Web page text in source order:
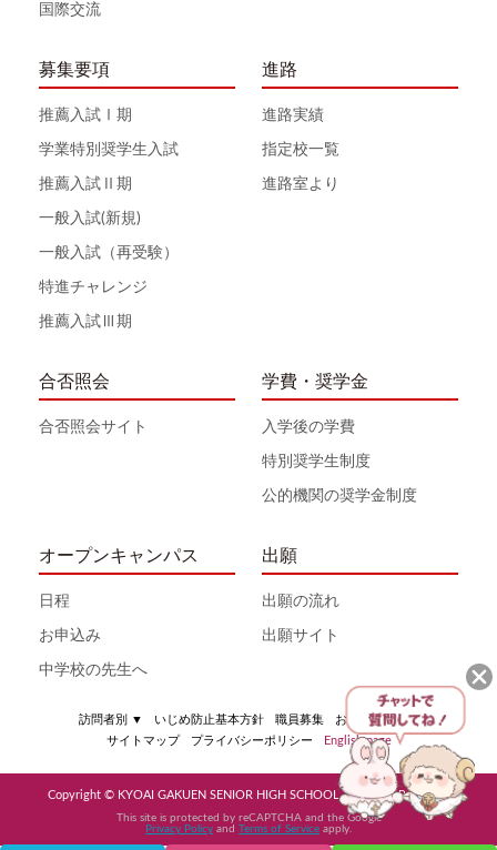
国際交流
募集要項
推薦入試Ⅰ期
学業特別奨学生入試
推薦入試Ⅱ期
一般入試(新規)
一般入試（再受験）
特進チャレンジ
推薦入試Ⅲ期
進路
進路実績
指定校一覧
進路室より
合否照会
合否照会サイト
学費・奨学金
入学後の学費
特別奨学生制度
公的機関の奨学金制度
オープンキャンパス
日程
お申込み
中学校の先生へ
出願
出願の流れ
出願サイト
訪問者別 ▼ いじめ防止基本方針 職員募集
お問い合わせ
サイトマップ
プライバシーポリシー English page
Copyright © KYOAI GAKUEN SENIOR HIGH SCHOOL All Rights Reserved
This site is protected by reCAPTCHA and the Google
Privacy Policy and Terms of Service apply.